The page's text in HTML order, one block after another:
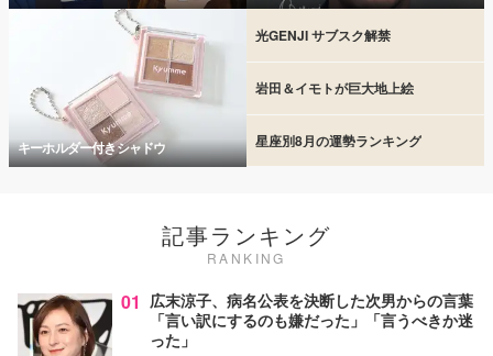
キーホルダー付きシャドウ
光GENJI サブスク解禁
岩田＆イモトが巨大地上絵
星座別8月の運勢ランキング
記事ランキング
RANKING
01 広末涼子、病名公表を決断した次男からの言葉
「言い訳にするのも嫌だった」「言うべきか迷
った」